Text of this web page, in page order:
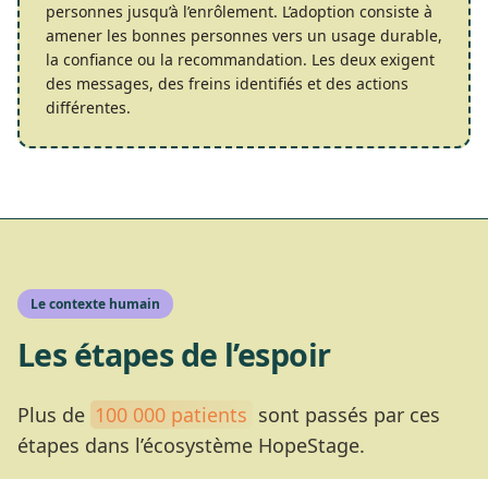
personnes jusqu’à l’enrôlement. L’adoption consiste à
amener les bonnes personnes vers un usage durable,
la confiance ou la recommandation. Les deux exigent
des messages, des freins identifiés et des actions
différentes.
Le contexte humain
Les étapes de l’espoir
Plus de 100 000 patients sont passés par ces
étapes dans l’écosystème HopeStage.